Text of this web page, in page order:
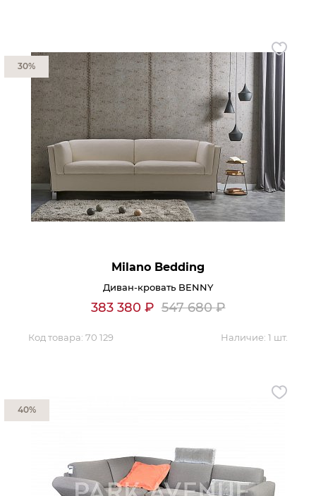
Milano Bedding
Диван-кровать BENNY
383 380 ₽ 547 680₽
Код товара: 70 129 Наличие: 1 шт.
30%
40%